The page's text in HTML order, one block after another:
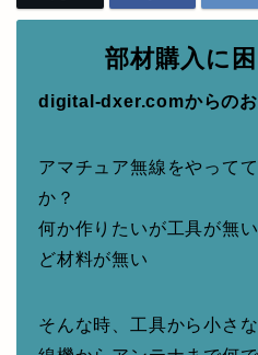
部材購入に
digital-dxer.comからの
アマチュア無線をやって
か？
何か作りたいが工具が無
ど材料が無い
そんな時、工具から小さ